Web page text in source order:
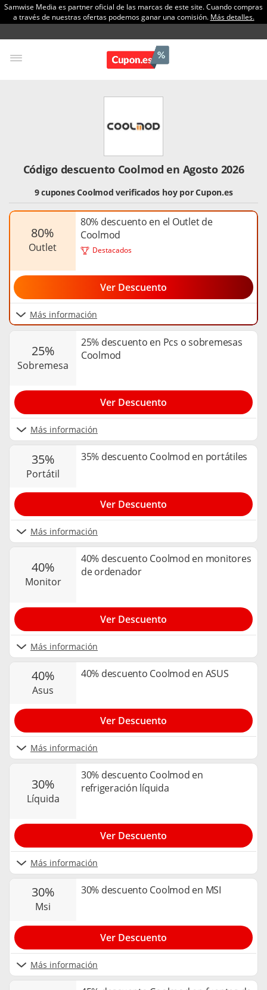
Samwise Media es partner oficial de las marcas de este site. Cuando compras
a través de nuestras ofertas podemos ganar una comisión. Más detalles.
Código descuento Coolmod en Agosto 2026
9 cupones Coolmod verificados hoy por Cupon.es
Destacados
80%
outlet
80% descuento en el Outlet de
Coolmod
Más información
Ver Descuento
25%
sobremesa
25% descuento en Pcs o sobremesas
Coolmod
Más información
Ver Descuento
35%
portátil
35% descuento Coolmod en portátiles
Más información
Ver Descuento
40%
monitor
40% descuento Coolmod en monitores
de ordenador
Más información
Ver Descuento
40%
asus
40% descuento Coolmod en ASUS
Más información
Ver Descuento
30%
líquida
30% descuento Coolmod en
refrigeración líquida
Más información
Ver Descuento
30%
msi
30% descuento Coolmod en MSI
Más información
Ver Descuento